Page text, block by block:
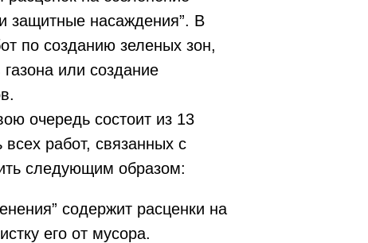
защитные насаждения”. В
по созданию зеленых зон,
или создание
очередь состоит из 13
работ, связанных с
следующим образом:
содержит расценки на
его от мусора.